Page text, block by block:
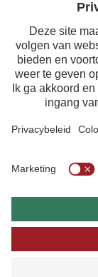
Maria-
RSS-feeds